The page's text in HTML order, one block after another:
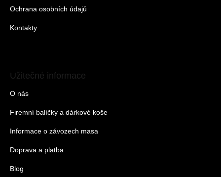
Ochrana osobních údajů
Kontakty
Užitečné informace
O nás
Firemní balíčky a dárkové koše
Informace o závozech masa
Doprava a platba
Blog